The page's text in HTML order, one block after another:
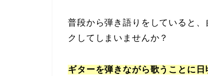
普段から弾き語りをしていると
クしてしまいませんか？
ギターを弾きながら歌うことに